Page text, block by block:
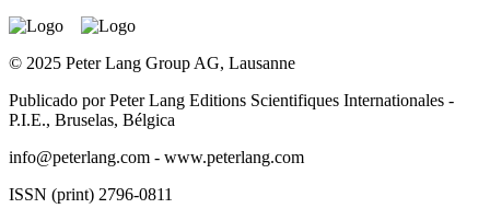
© 2025 Peter Lang Group AG, Lausanne
Publicado por Peter Lang Editions Scientifiques Internationales -
P.I.E., Bruselas, Bélgica
info@peterlang.com - www.peterlang.com
ISSN (print) 2796-0811